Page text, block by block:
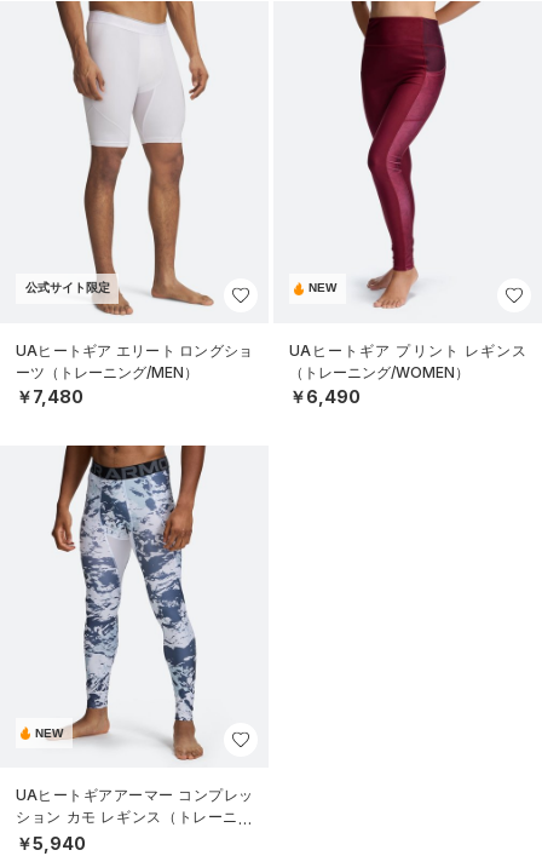
公式サイト限定
UAヒートギア エリート ロングショ
ーツ（トレーニング/MEN）
￥7,480
NEW
UAヒートギア プリント レギンス
（トレーニング/WOMEN）
￥6,490
NEW
UAヒートギアアーマー コンプレッ
ション カモ レギンス（トレーニン
グ/MEN）
￥5,940